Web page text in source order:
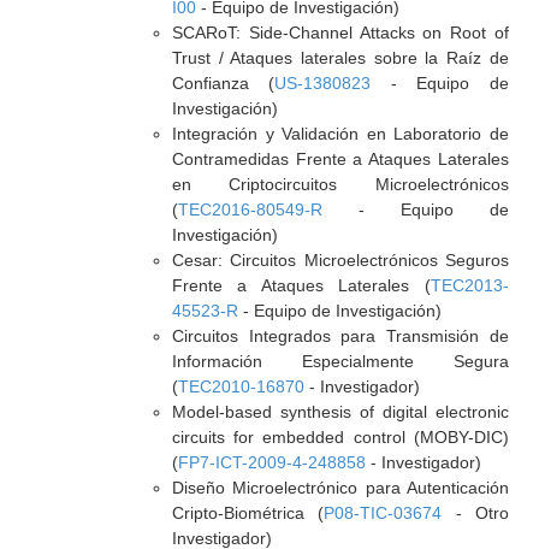
I00- Equipo de Investigación)
SCARoT: Side-Channel Attacks on Root of
Trust / Ataques laterales sobre la Raíz de
Confianza (US-1380823 - Equipo de
Investigación)
Integración y Validación en Laboratorio de
Contramedidas Frente a Ataques Laterales
en Criptocircuitos Microelectrónicos
(TEC2016-80549-R - Equipo de
Investigación)
Cesar: Circuitos Microelectrónicos Seguros
Frente a Ataques Laterales (TEC2013-
45523-R - Equipo de Investigación)
Circuitos Integrados para Transmisión de
Información Especialmente Segura
(TEC2010-16870- Investigador)
Model-based synthesis of digital electronic
circuits for embedded control (MOBY-DIC)
(FP7-ICT-2009-4-248858 - Investigador)
Diseño Microelectrónico para Autenticación
Cripto-Biométrica (P08-TIC-03674 - Otro
Investigador)